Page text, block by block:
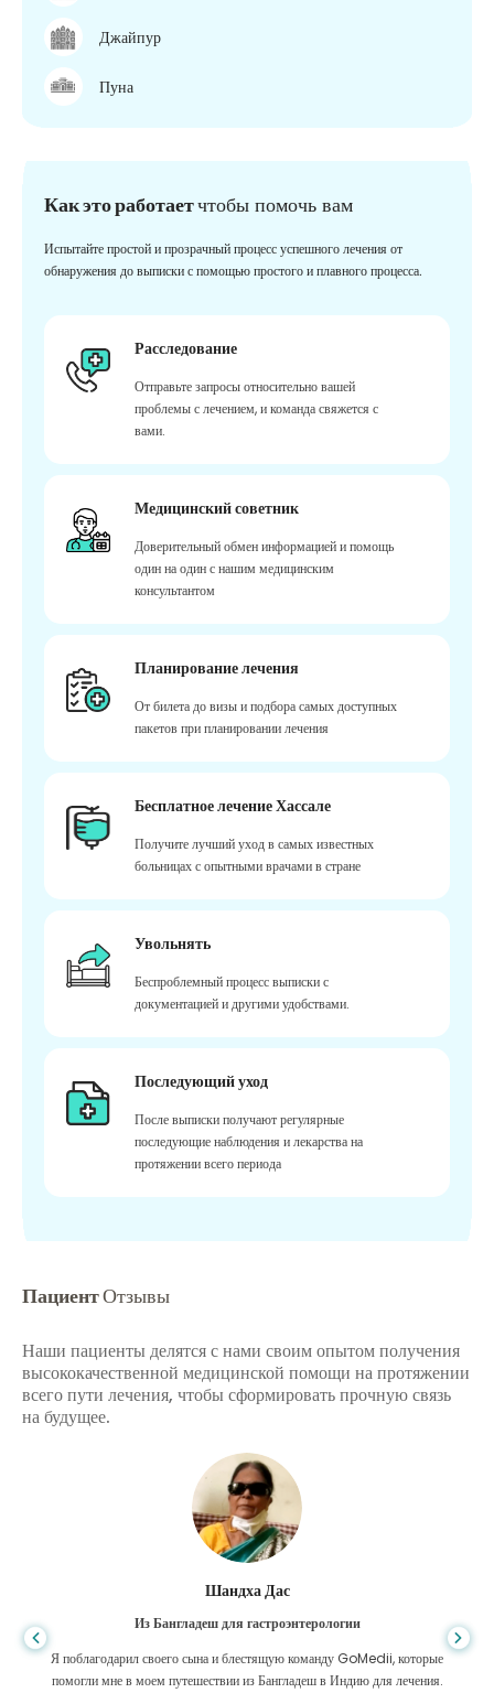
Джайпур
Пуна
Как это работаетчтобы помочь вам
Испытайте простой и прозрачный процесс успешного лечения от
обнаружения до выписки с помощью простого и плавного процесса.
Расследование
Отправьте запросы относительно вашей
проблемы с лечением, и команда свяжется с
вами.
Медицинский советник
Доверительный обмен информацией и помощь
один на один с нашим медицинским
консультантом
Планирование лечения
От билета до визы и подбора самых доступных
пакетов при планировании лечения
Бесплатное лечение Хассале
Получите лучший уход в самых известных
больницах с опытными врачами в стране
Увольнять
Беспроблемный процесс выписки с
документацией и другими удобствами.
Последующий уход
После выписки получают регулярные
последующие наблюдения и лекарства на
протяжении всего периода
ПациентОтзывы
Наши пациенты делятся с нами своим опытом получения
высококачественной медицинской помощи на протяжении
всего пути лечения, чтобы сформировать прочную связь
на будущее.
Шандха Дас
Из Бангладеш для гастроэнтерологии
Я поблагодарил своего сына и блестящую команду GoMedii, которые
помогли мне в моем путешествии из Бангладеш в Индию для лечения.